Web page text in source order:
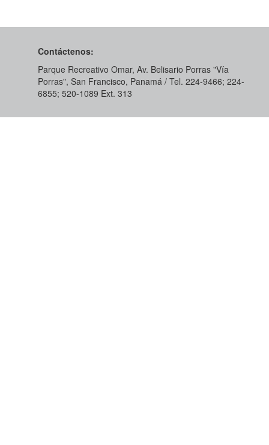
Contáctenos:
Parque Recreativo Omar, Av. Belisario Porras "Vía
Porras", San Francisco, Panamá / Tel. 224-9466; 224-
6855; 520-1089​ Ext. 313